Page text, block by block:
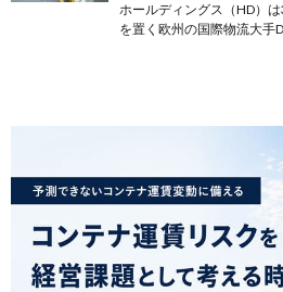
ホールディングス（HD）
を置く欧州の国際物流大手